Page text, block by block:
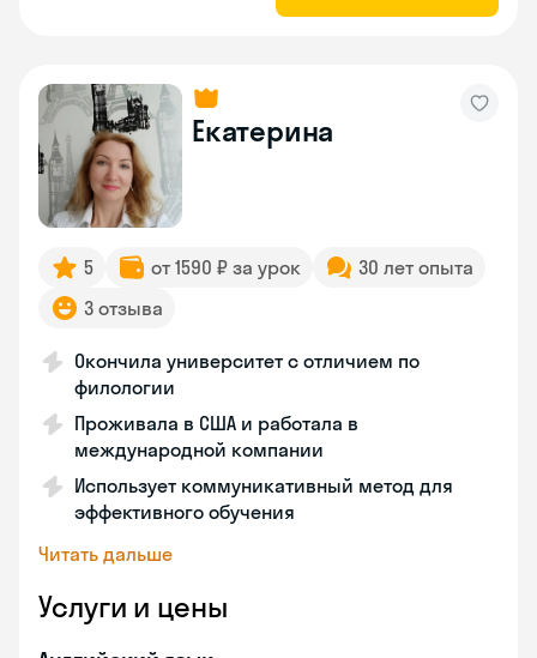
Екатерина
5 от 1590 ₽ за урок
30 лет опыта
3 отзыва
Окончила университет с отличием по
филологии
Проживала в США и работала в
международной компании
Использует коммуникативный метод для
эффективного обучения
Читать дальше
Услуги и цены